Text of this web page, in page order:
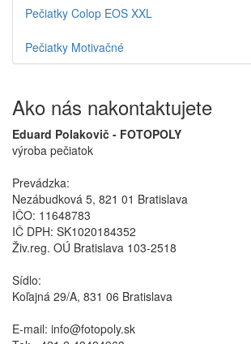
Pečiatky Colop EOS XXL
Pečiatky Motivačné
Ako nás nakontaktujete
Eduard Polakovič - FOTOPOLY
výroba pečiatok
Prevádzka:
Nezábudková 5, 821 01 Bratislava
IČO: 11648783
IČ DPH: SK1020184352
Živ.reg. OÚ Bratislava 103-2518
Sídlo:
Koľajná 29/A, 831 06 Bratislava
E-mail: info@fotopoly.sk